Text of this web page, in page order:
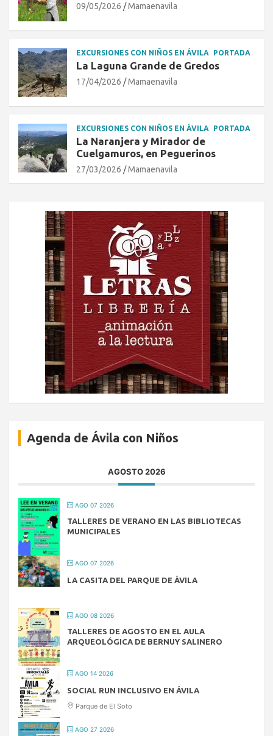
09/05/2026 Mamaenavila
EXCURSIONES CON NIÑOS EN ÁVILA PORTADA
La Laguna Grande de Gredos
17/04/2026 Mamaenavila
EXCURSIONES CON NIÑOS EN ÁVILA PORTADA
La Naranjera y Mirador de
Cuelgamuros, en Peguerinos
27/03/2026 Mamaenavila
Agenda de Ávila con Niños
AGOSTO 2026
AGO 07 2026
TALLERES DE VERANO EN LAS BIBLIOTECAS
MUNICIPALES
AGO 07 2026
LA CASITA DEL PARQUE DE ÁVILA
AGO 08 2026
TALLERES DE AGOSTO EN EL AULA
ARQUEOLÓGICA DE BERNUY SALINERO
AGO 14 2026
SOCIAL RUN INCLUSIVO EN ÁVILA
Parque de El Soto
AGO 27 2026